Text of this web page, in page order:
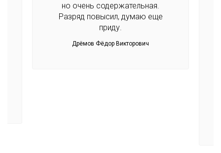
но очень содержательная.
Разряд повысил, думаю еще
приду.
Дрёмов Фёдор Викторович